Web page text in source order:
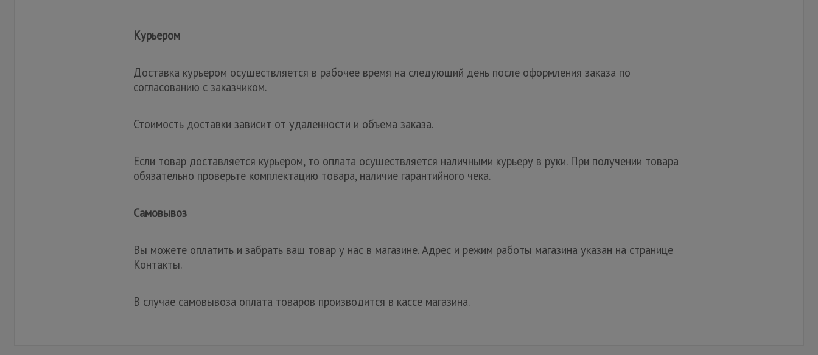
Курьером
Доставка курьером осуществляется в рабочее время на следующий день после оформления заказа по
согласованию с заказчиком.
Стоимость доставки зависит от удаленности и объема заказа.
Если товар доставляется курьером, то оплата осуществляется наличными курьеру в руки. При получении товара
обязательно проверьте комплектацию товара, наличие гарантийного чека.
Самовывоз
Вы можете оплатить и забрать ваш товар у нас в магазине. Адрес и режим работы магазина указан на странице
Контакты.
В случае самовывоза оплата товаров производится в кассе магазина.